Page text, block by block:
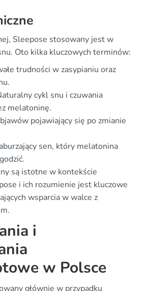
Sleepose stosowany jest w
Oto kilka kluczowych terminów:
trudności w zasypianiu oraz
cykl snu i czuwania
melatoninę.
pojawiający się po zmianie
sen, który melatonina
są istotne w kontekście
i ich rozumienie jest kluczowe
wsparcia w walce z
i
w Polsce
głównie w przypadku